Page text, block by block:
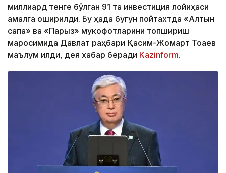
миллиард тенге бўлган 91 та инвестиция лойиҳаси
амалга оширилди. Бу ҳақда бугун пойтахтда «Алтын
сапа» ва «Парыз» мукофотларини топшириш
маросимида Давлат раҳбари Қасим-Жомарт Тоқаев
маълум қилди, дея хабар беради Kazinform.